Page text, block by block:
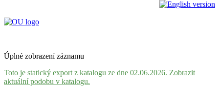
Úplné zobrazení záznamu
Toto je statický export z katalogu ze dne 02.06.2026. Zobrazit
aktuální podobu v katalogu.